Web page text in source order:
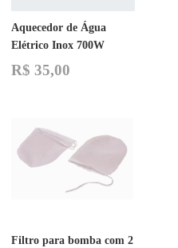
Aquecedor de Água
Elétrico Inox 700W
R$ 35,00
Filtro para bomba com 2